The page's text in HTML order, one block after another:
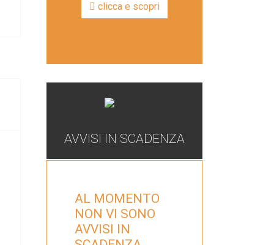
clicca e scopri
AVVISI IN SCADENZA
AL MOMENTO
NON VI SONO
AVVISI IN